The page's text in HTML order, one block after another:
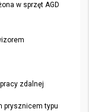
w sprzęt AGD
zdalnej
prysznicem typu